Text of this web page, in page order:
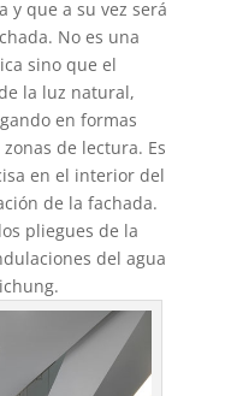
y que a su vez será
No es una
sino que el
la luz natural,
en formas
de lectura. Es
en el interior del
de la fachada.
pliegues de la
del agua